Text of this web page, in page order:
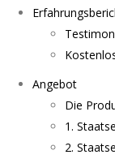
Angebot
Die
1.
2.